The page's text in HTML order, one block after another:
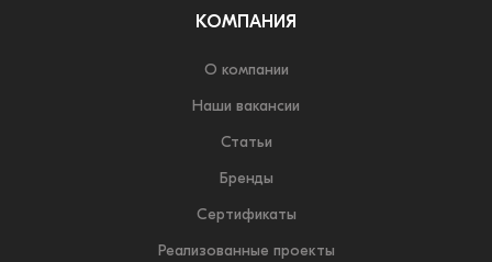
КОМПАНИЯ
О компании
Наши вакансии
Статьи
Бренды
Сертификаты
Реализованные проекты